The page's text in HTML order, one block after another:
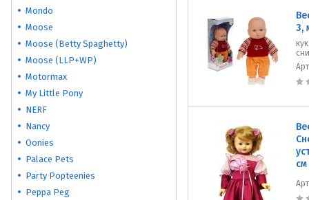
Mondo
Moose
Moose (Betty Spaghetty)
Moose (LLP+WP)
Motormax
My Little Pony
NERF
Nancy
Oonies
Palace Pets
Party Popteenies
Peppa Peg
3,
см